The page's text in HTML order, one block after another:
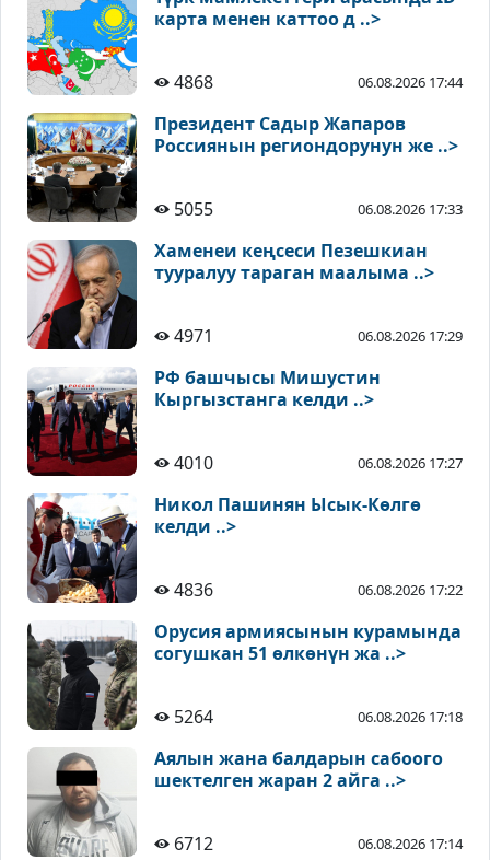
карта менен каттоо д ..>
4868 06.08.2026 17:44
Президент Садыр Жапаров
Россиянын региондорунун же ..>
5055 06.08.2026 17:33
Хаменеи кеңсеси Пезешкиан
тууралуу тараган маалыма ..>
4971 06.08.2026 17:29
РФ башчысы Мишустин
Кыргызстанга келди ..>
4010 06.08.2026 17:27
Никол Пашинян Ысык-Көлгө
келди ..>
4836 06.08.2026 17:22
Орусия армиясынын курамында
согушкан 51 өлкөнүн жа ..>
5264 06.08.2026 17:18
Аялын жана балдарын сабоого
шектелген жаран 2 айга ..>
6712 06.08.2026 17:14